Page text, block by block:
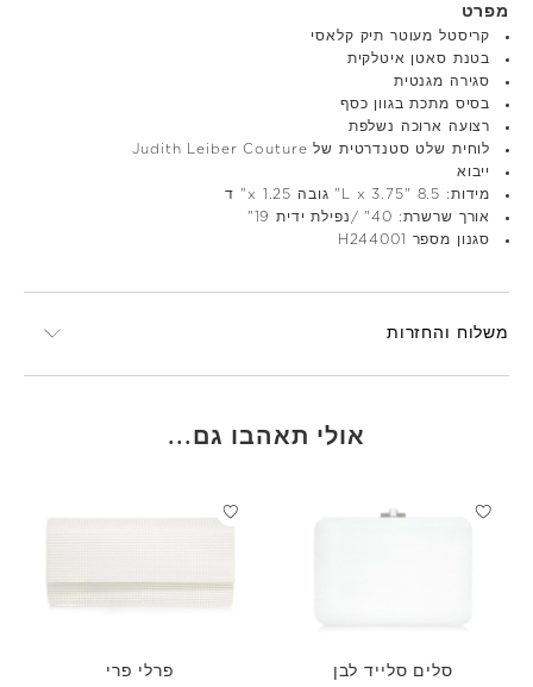
מפרט
קריסטל מעוטר תיק קלאסי
בטנת סאטן איטלקית
סגירה מגנטית
בסיס מתכת בגוון כסף
רצועה ארוכה נשלפת
לוחית שלט סטנדרטית של Judith Leiber Couture
ייבוא
מידות: 8.5 "L x 3.75" גובה x 1.25" ד
אורך שרשרת: 40" /נפילת ידית 19"
סגנון מספר H244001
משלוח והחזרות
אולי תאהבו גם...
סלים סלייד לבן פרלי פרי